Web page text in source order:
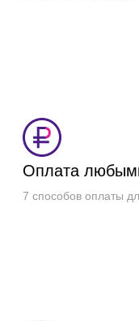
Оплата
7 способов оплаты